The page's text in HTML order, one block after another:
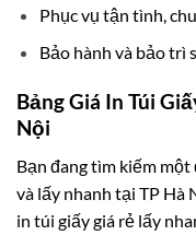
Phục vụ tận tình,
Bảo hành và bảo trì
Bảng Giá In Túi
Nội
Bạn đang tìm kiếm
và lấy nhanh tại TP Hà
in túi giấy giá rẻ lấy